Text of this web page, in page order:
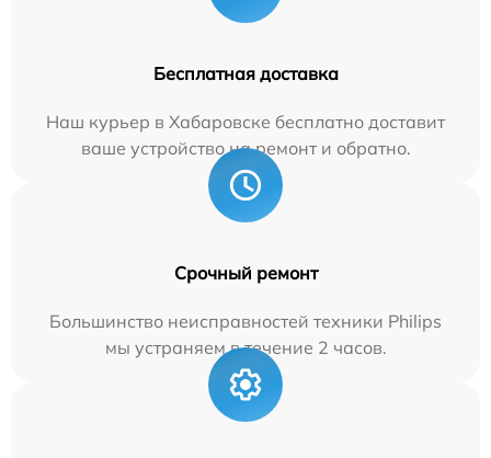
Бесплатная доставка
Наш курьер в Хабаровске бесплатно доставит
ваше устройство на ремонт и обратно.
Срочный ремонт
Большинство неисправностей техники Philips
мы устраняем в течение 2 часов.